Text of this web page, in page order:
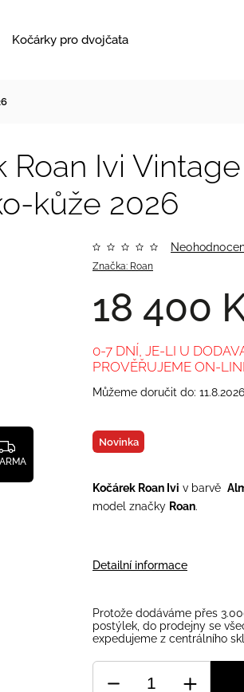
Kočárky pro dvojčata
Roan Ivi
kůže 2026
Značka: Roan
18 400
Novinka
Kočárek Roan Ivi v barvě
model značky Roan.
Detailní informace
0-7 DNÍ, JE-LI U
PROVĚŘUJEME ON-
Můžeme doručit do: 11.8.2026
Protože dodáváme přes
postýlek, do prodejny se
expedujeme z centrálního